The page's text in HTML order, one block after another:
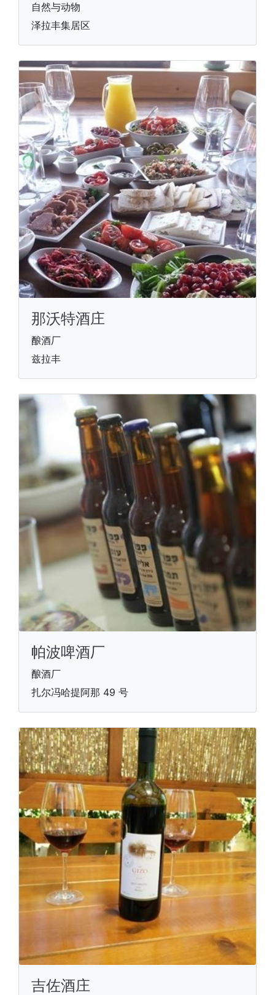
自然与动物
泽拉丰集居区
那沃特酒庄
酿酒厂
兹拉丰
帕波啤酒厂
酿酒厂
扎尔冯哈提阿那 49 号
吉佐酒庄